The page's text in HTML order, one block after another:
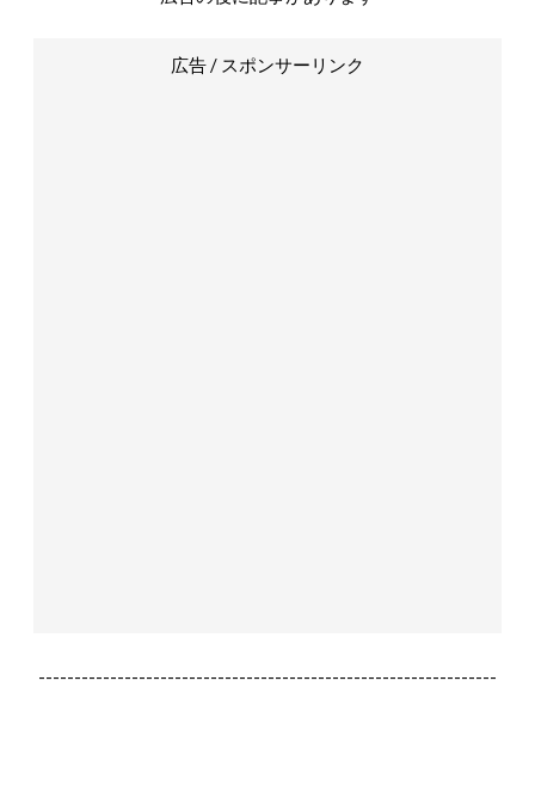
広告 / スポンサーリンク
----------------------------------------------------------------